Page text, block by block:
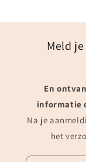
Meld
En
informatie
Na je
het